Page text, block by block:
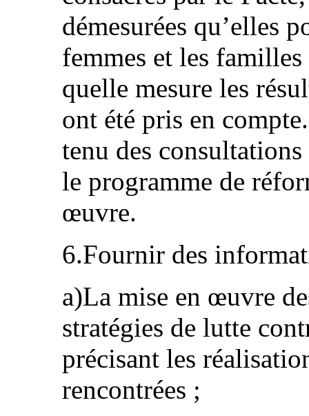
démesurées qu’elles
femmes et les
quelle mesure les
ont été pris en
tenu des
le programme de
œuvre.
6.Fournir des
a)La mise en œuvre
stratégies de lutte
précisant les
rencontrées ;